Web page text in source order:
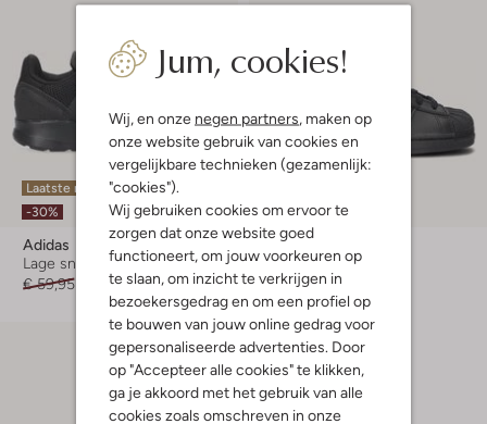
Jum, cookies!
Wij, en onze negen partners , maken op
onze website gebruik van cookies en
vergelijkbare technieken (gezamenlijk:
"cookies").
Wij gebruiken cookies om ervoor te
zorgen dat onze website goed
functioneert, om jouw voorkeuren op
te slaan, om inzicht te verkrijgen in
bezoekersgedrag en om een profiel op
te bouwen van jouw online gedrag voor
gepersonaliseerde advertenties. Door
op "Accepteer alle cookies" te klikken,
ga je akkoord met het gebruik van alle
cookies zoals omschreven in onze
Laatste maten
-30%
Adidas
Lage sneakers
€ 59,95
€ 41,95
-30%
Adidas
Lage sneakers
€ 64,95 € 44,95